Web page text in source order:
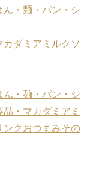
ん・麺・パン・シ
ダミアミルク ソ
ん・麺・パン・シ
・マカダミアミ
ンクおつまみその